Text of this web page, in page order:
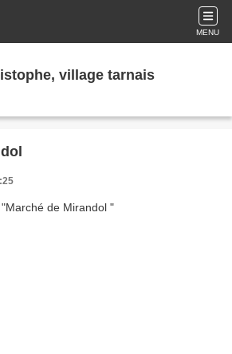
MENU
village tarnais